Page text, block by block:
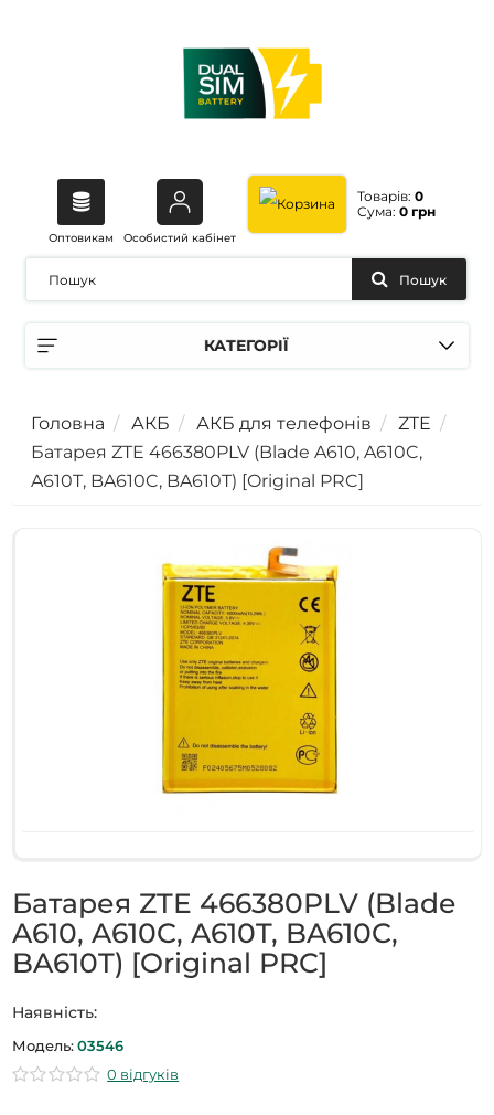
Оптовикам Особистий кабінет
Товарів: 0
Сума: 0 грн
КАТЕГОРІЇ
Пошук
Головна АКБ АКБ для телефонів
ZTE
Батарея ZTE 466380PLV (Blade A610, A610C,
A610T, BA610C, BA610T) [Original PRC]
Батарея ZTE 466380PLV (Blade
A610, A610C, A610T, BA610C,
BA610T) [Original PRC]
Наявність:
Модель: 03546
0 відгуків